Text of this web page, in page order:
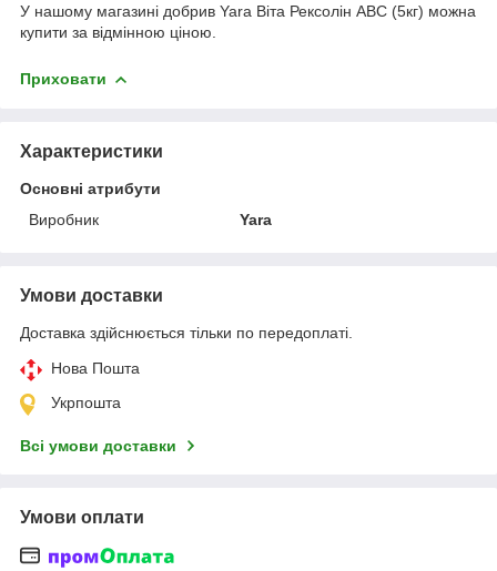
У нашому магазині добрив Yara Віта Рексолін АВС (5кг) можна
купити за відмінною ціною.
Приховати
Характеристики
Основні атрибути
Виробник
Yara
Умови доставки
Доставка здійснюється тільки по передоплаті.
Нова Пошта
Укрпошта
Всі умови доставки
Умови оплати